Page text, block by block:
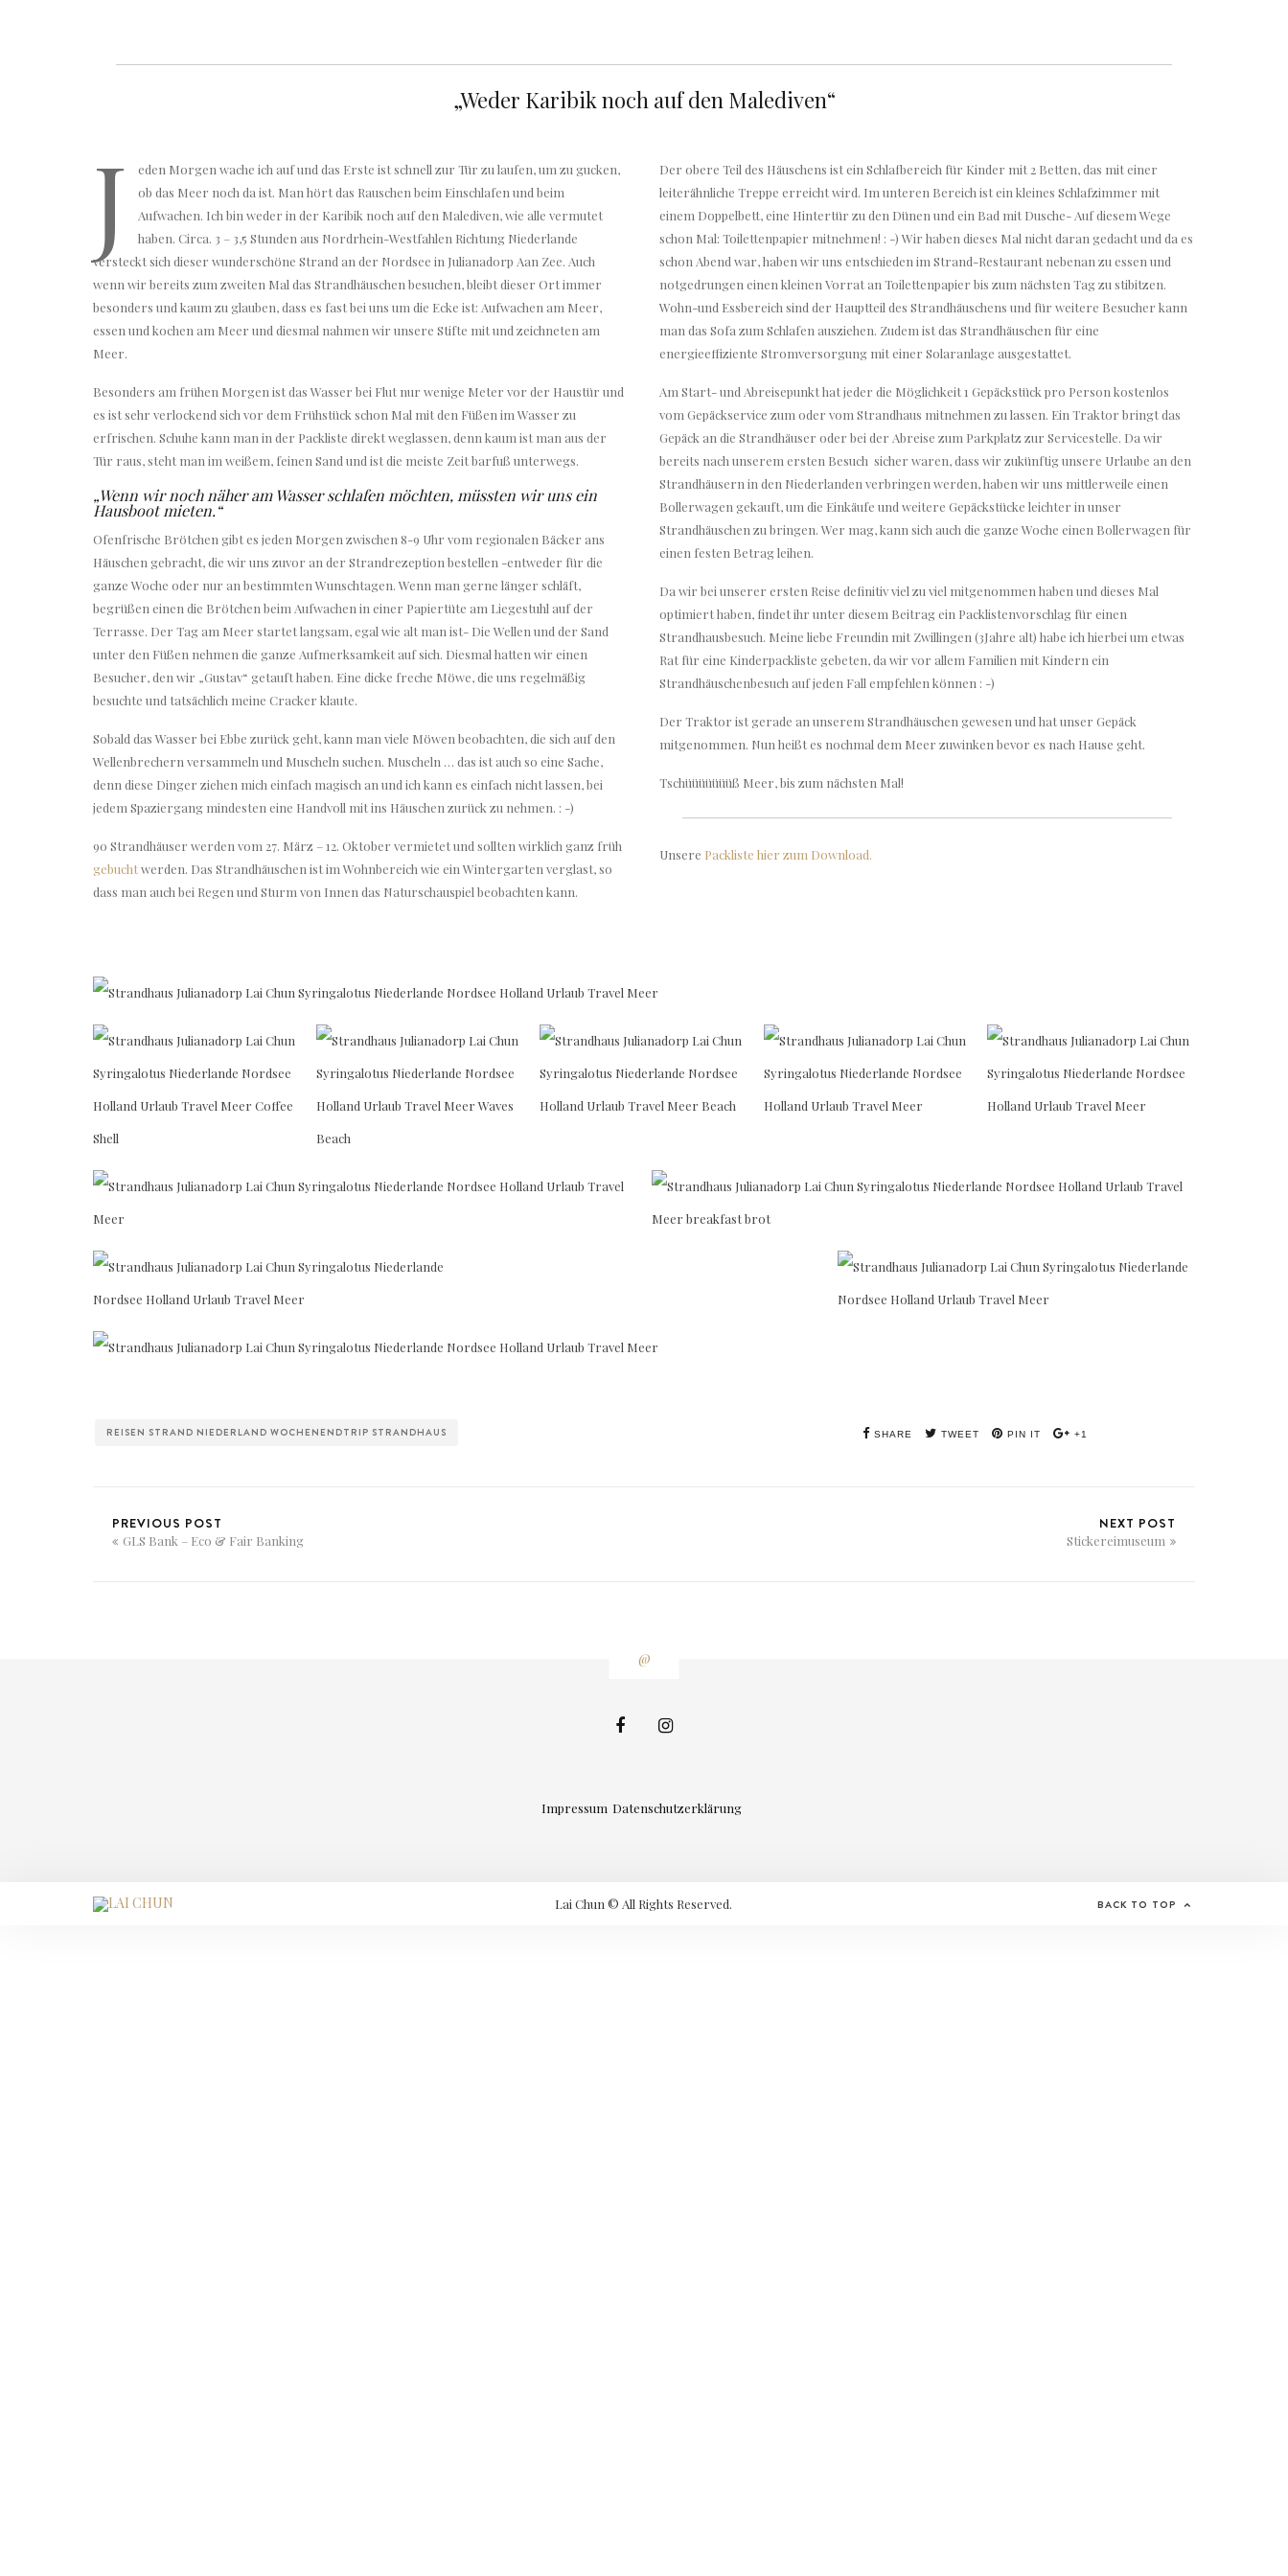
„Weder Karibik noch auf den Malediven“
J
eden Morgen wache ich auf und das Erste ist schnell zur Tür zu laufen, um zu gucken,
ob das Meer noch da ist. Man hört das Rauschen beim Einschlafen und beim
Aufwachen. Ich bin weder in der Karibik noch auf den Malediven, wie alle vermutet
haben. Circa. 3 – 3,5 Stunden aus Nordrhein-Westfahlen Richtung Niederlande
versteckt sich dieser wunderschöne Strand an der Nordsee in Julianadorp Aan Zee. Auch
wenn wir bereits zum zweiten Mal das Strandhäuschen besuchen, bleibt dieser Ort immer
besonders und kaum zu glauben, dass es fast bei uns um die Ecke ist: Aufwachen am Meer,
essen und kochen am Meer und diesmal nahmen wir unsere Stifte mit und zeichneten am
Meer.
Besonders am frühen Morgen ist das Wasser bei Flut nur wenige Meter vor der Haustür und
es ist sehr verlockend sich vor dem Frühstück schon Mal mit den Füßen im Wasser zu
erfrischen. Schuhe kann man in der Packliste direkt weglassen, denn kaum ist man aus der
Tür raus, steht man im weißem, feinen Sand und ist die meiste Zeit barfuß unterwegs.
„Wenn wir noch näher am Wasser schlafen möchten, müssten wir uns ein
Hausboot mieten.“
Ofenfrische Brötchen gibt es jeden Morgen zwischen 8-9 Uhr vom regionalen Bäcker ans
Häuschen gebracht, die wir uns zuvor an der Strandrezeption bestellen -entweder für die
ganze Woche oder nur an bestimmten Wunschtagen. Wenn man gerne länger schläft,
begrüßen einen die Brötchen beim Aufwachen in einer Papiertüte am Liegestuhl auf der
Terrasse. Der Tag am Meer startet langsam, egal wie alt man ist- Die Wellen und der Sand
unter den Füßen nehmen die ganze Aufmerksamkeit auf sich. Diesmal hatten wir einen
Besucher, den wir „Gustav“ getauft haben. Eine dicke freche Möwe, die uns regelmäßig
besuchte und tatsächlich meine Cracker klaute.
Sobald das Wasser bei Ebbe zurück geht, kann man viele Möwen beobachten, die sich auf den
Wellenbrechern versammeln und Muscheln suchen. Muscheln … das ist auch so eine Sache,
denn diese Dinger ziehen mich einfach magisch an und ich kann es einfach nicht lassen, bei
jedem Spaziergang mindesten eine Handvoll mit ins Häuschen zurück zu nehmen. : -)
90 Strandhäuser werden vom 27. März – 12. Oktober vermietet und sollten wirklich ganz früh
gebuchtwerden. Das Strandhäuschen ist im Wohnbereich wie ein Wintergarten verglast, so
dass man auch bei Regen und Sturm von Innen das Naturschauspiel beobachten kann.
Der obere Teil des Häuschens ist ein Schlafbereich für Kinder mit 2 Betten, das mit einer
leiterähnliche Treppe erreicht wird. Im unteren Bereich ist ein kleines Schlafzimmer mit
einem Doppelbett, eine Hintertür zu den Dünen und ein Bad mit Dusche- Auf diesem Wege
schon Mal: Toilettenpapier mitnehmen! : -) Wir haben dieses Mal nicht daran gedacht und da es
schon Abend war, haben wir uns entschieden im Strand-Restaurant nebenan zu essen und
notgedrungen einen kleinen Vorrat an Toilettenpapier bis zum nächsten Tag zu stibitzen.
Wohn-und Essbereich sind der Hauptteil des Strandhäuschens und für weitere Besucher kann
man das Sofa zum Schlafen ausziehen. Zudem ist das Strandhäuschen für eine
energieeffiziente Stromversorgung mit einer Solaranlage ausgestattet.
Am Start- und Abreisepunkt hat jeder die Möglichkeit 1 Gepäckstück pro Person kostenlos
vom Gepäckservice zum oder vom Strandhaus mitnehmen zu lassen. Ein Traktor bringt das
Gepäck an die Strandhäuser oder bei der Abreise zum Parkplatz zur Servicestelle. Da wir
bereits nach unserem ersten Besuch sicher waren, dass wir zukünftig unsere Urlaube an den
Strandhäusern in den Niederlanden verbringen werden, haben wir uns mittlerweile einen
Bollerwagen gekauft, um die Einkäufe und weitere Gepäckstücke leichter in unser
Strandhäuschen zu bringen. Wer mag, kann sich auch die ganze Woche einen Bollerwagen für
einen festen Betrag leihen.
Da wir bei unserer ersten Reise definitiv viel zu viel mitgenommen haben und dieses Mal
optimiert haben, findet ihr unter diesem Beitrag ein Packlistenvorschlag für einen
Strandhausbesuch. Meine liebe Freundin mit Zwillingen (3Jahre alt) habe ich hierbei um etwas
Rat für eine Kinderpackliste gebeten, da wir vor allem Familien mit Kindern ein
Strandhäuschenbesuch auf jeden Fall empfehlen können : -)
Der Traktor ist gerade an unserem Strandhäuschen gewesen und hat unser Gepäck
mitgenommen. Nun heißt es nochmal dem Meer zuwinken bevor es nach Hause geht.
Tschüüüüüüüß Meer, bis zum nächsten Mal!
Unsere Packliste hier zum Download.
REISEN STRAND NIEDERLAND WOCHENENDTRIP STRANDHAUS SHARE TWEET PIN IT +1
PREVIOUS POST
GLS Bank – Eco & Fair Banking
NEXT POST
Stickereimuseum
@
Impressum Datenschutzerklärung
Lai Chun © All Rights Reserved. BACK TO TOP